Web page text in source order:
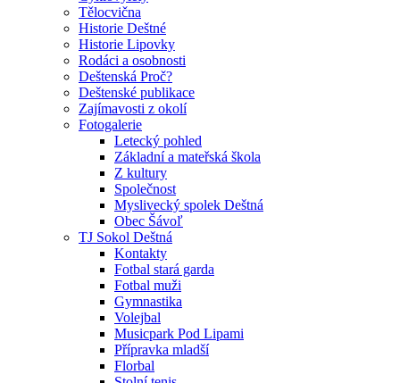
Tělocvična
Historie Deštné
Historie Lipovky
Rodáci a osobnosti
Deštenská Proč?
Deštenské publikace
Zajímavosti z okolí
Fotogalerie
Letecký pohled
Základní a mateřská škola
Z kultury
Společnost
Myslivecký spolek Deštná
Obec Šávoľ
TJ Sokol Deštná
Kontakty
Fotbal stará garda
Fotbal muži
Gymnastika
Volejbal
Musicpark Pod Lipami
Přípravka mladší
Florbal